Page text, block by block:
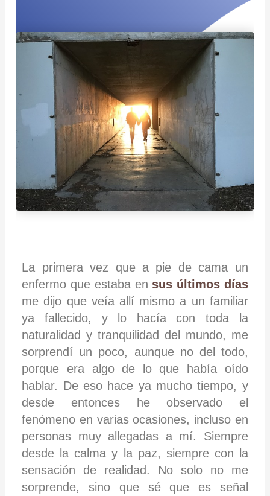
La primera vez que a pie de cama un
enfermo que estaba en sus últimos días
me dijo que veía allí mismo a un familiar
ya fallecido, y lo hacía con toda la
naturalidad y tranquilidad del mundo, me
sorprendí un poco, aunque no del todo,
porque era algo de lo que había oído
hablar. De eso hace ya mucho tiempo, y
desde entonces he observado el
fenómeno en varias ocasiones, incluso en
personas muy allegadas a mí. Siempre
desde la calma y la paz, siempre con la
sensación de realidad. No solo no me
sorprende, sino que sé que es señal